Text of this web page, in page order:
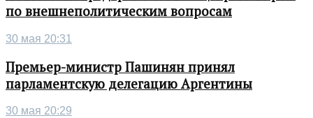
по внешнеполитическим вопросам
30 мая 20:31
Премьер-министр Пашинян принял
парламентскую делегацию Аргентины
30 мая 20:29